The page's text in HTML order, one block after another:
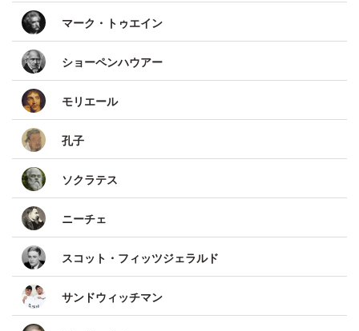
マーク・トゥエイン
ショーペンハウアー
モリエール
孔子
ソクラテス
ニーチェ
スコット・フィッツジェラルド
サンドウィッチマン